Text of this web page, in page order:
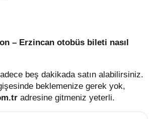
beş dakikada satın alabilirsiniz.
beklemenize gerek yok,
adresine gitmeniz yeterli.